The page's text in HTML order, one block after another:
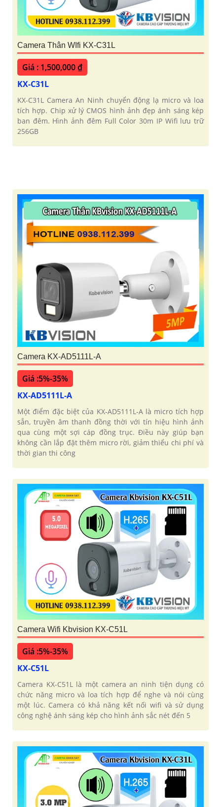
Camera Thân WIfi KX-C31L
Giá : 1,500,000 ₫
KX-C31L
KX-C31L Camera An Ninh chuyển động lạ micro và loa
tích hợp. Chip xử lý CMOS hình ảnh đẹp ánh sáng kép
ban đêm. Hình ảnh đêm Full Color 30m IP Wifi lưu trữ
256GB
Camera KX-AD5111L-A
Giá :5%-35%
KX-AD5111L-A
Một điểm đặc biệt của KX‑AD5111L‑A là micro tích hợp
sẵn, truyền âm thanh đồng thời với tín hiệu hình ảnh
qua cùng một sợi cáp đồng trục. Điều này giúp bạn
không cần lắp đặt thêm micro rời, giảm thiểu chi phí và
thời gian thi công
Camera Wifi Kbvision KX-C51L
Giá :5%-35%
KX-C51L
Camera KX-C51L là một camera an ninh tiện dụng có
chức năng micro và loa tích hợp để nghe và nói cùng
một lúc. Camera có khả năng kết nối wifi và sử dụng
công nghệ ánh sáng kép cho hình ảnh sắc nét đến 5